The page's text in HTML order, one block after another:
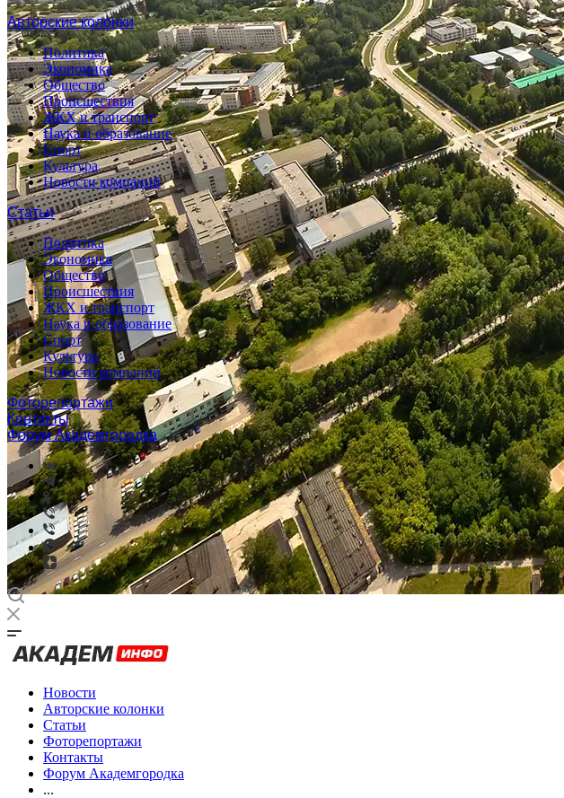
Авторские колонки
Политика
Экономика
Общество
Происшествия
ЖКХ и транспорт
Наука и образование
Спорт
Культура
Новости компаний
Статьи
Политика
Экономика
Общество
Происшествия
ЖКХ и транспорт
Наука и образование
Спорт
Культура
Новости компаний
Фоторепортажи
Контакты
Форум Академгородка
Новости
Авторские колонки
Статьи
Фоторепортажи
Контакты
Форум Академгородка
...